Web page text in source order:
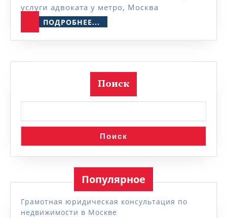
услуги адвоката у метро, Москва
ПОДРОБНЕЕ...
Поиск
Поиск
Популярное
Грамотная юридическая консультация по
недвижимости в Москве